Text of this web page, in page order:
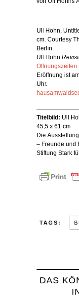
Ull Hohn,
cm. Courtesy
Berlin.
Ull Hohn
Öffnungszeiten
Eröffnung ist
Uhr.
Titelbild: Ull
45,5 x 61 cm
Die
– Freunde und
Stiftung Stark
TAGS:
DAS